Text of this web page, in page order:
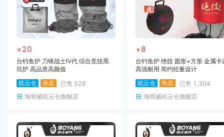
￥ 20
台钓鱼护 刀锋战士IV代 综合竞技黑
坑护 高品质高颜值
杭云仓
热卖 已售 528
海明威杭云仓旗舰店
￥ 8
台钓鱼护 绝技 圆形+方形 金属卡
高强耐用 简约轻量设计
杭云仓
热卖 已售 1,304
海明威杭云仓旗舰店